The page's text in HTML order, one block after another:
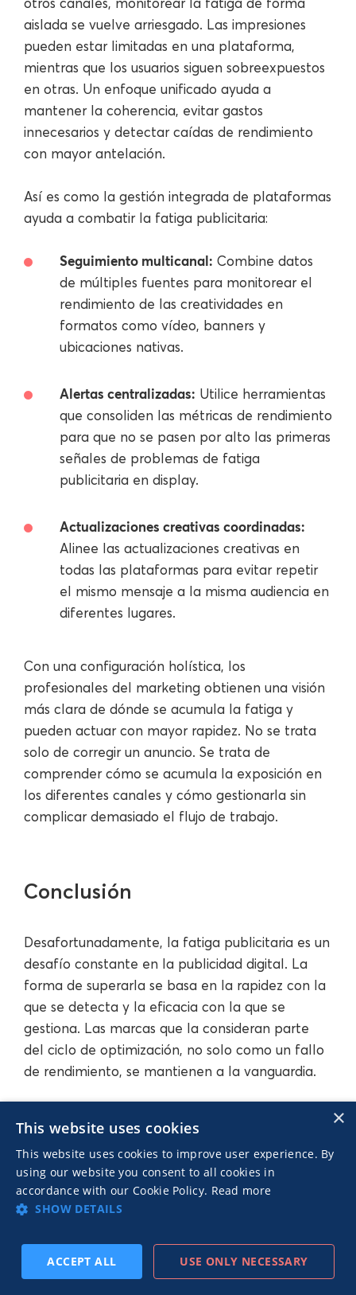
aislada se vuelve arriesgado. Las impresiones
pueden estar limitadas en una plataforma,
mientras que los usuarios siguen sobreexpuestos
en otras. Un enfoque unificado ayuda a
mantener la coherencia, evitar gastos
innecesarios y detectar caídas de rendimiento
con mayor antelación.
Así es como la gestión integrada de plataformas
ayuda a combatir la fatiga publicitaria:
Seguimiento multicanal: Combine datos
de múltiples fuentes para monitorear el
rendimiento de las creatividades en
formatos como vídeo, banners y
ubicaciones nativas.
Alertas centralizadas: Utilice herramientas
que consoliden las métricas de rendimiento
para que no se pasen por alto las primeras
señales de problemas de fatiga
publicitaria en display.
Actualizaciones creativas coordinadas:
Alinee las actualizaciones creativas en
todas las plataformas para evitar repetir
el mismo mensaje a la misma audiencia en
diferentes lugares.
Con una configuración holística, los
profesionales del marketing obtienen una visión
más clara de dónde se acumula la fatiga y
pueden actuar con mayor rapidez. No se trata
solo de corregir un anuncio. Se trata de
comprender cómo se acumula la exposición en
los diferentes canales y cómo gestionarla sin
complicar demasiado el flujo de trabajo.
Conclusión
Desafortunadamente, la fatiga publicitaria es un
desafío constante en la publicidad digital. La
forma de superarla se basa en la rapidez con la
que se detecta y la eficacia con la que se
gestiona. Las marcas que la consideran parte
del ciclo de optimización, no solo como un fallo
de rendimiento, se mantienen a la vanguardia.
punto de partida. El verdadero valor reside en
crear un sistema que monitoree las tendencias
de rendimiento, actualice las creatividades a
tiempo y adapte la estrategia en todos los
modelos predictivos, rotación automatizada y
asistentes con IA, combatir la fatiga publicitaria
×
This website uses cookies
This website uses cookies to improve user experience. By
using our website you consent to all cookies in
accordance with our Cookie Policy. Read more
SHOW DETAILS
ACCEPT ALL USE ONLY NECESSARY